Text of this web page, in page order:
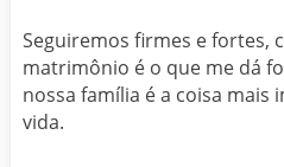
Seguiremos firmes e fortes,
matrimônio é o que me dá
nossa família é a coisa
vida.